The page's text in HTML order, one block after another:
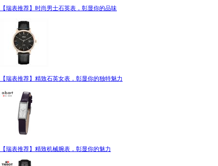
【瑞表推荐】时尚男士石英表，彰显你的品味
【瑞表推荐】精致石英女表，彰显你的独特魅力
【瑞表推荐】精致机械腕表，彰显你的魅力